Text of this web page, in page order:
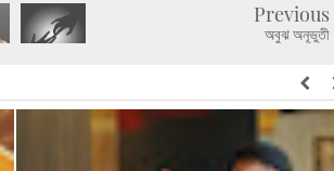
Previous
অবুঝ অনূভুতী